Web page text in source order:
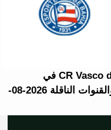
موعد مباراة EC Bahia ضد CR Vasco da Gama في
Campeonato Brasileiro Série A والقنوات الناقلة 2026-08-